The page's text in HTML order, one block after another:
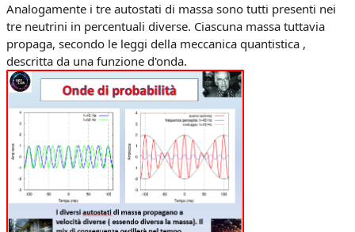
Analogamente i tre autostati di massa sono tutti presenti nei
tre neutrini in percentuali diverse. Ciascuna massa tuttavia
propaga, secondo le leggi della meccanica quantistica ,
descritta da una funzione d'onda.